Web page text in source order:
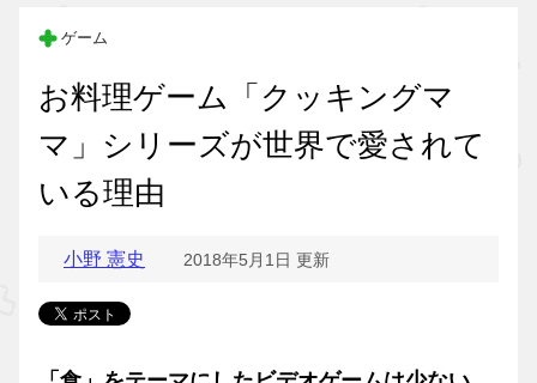
ゲーム
お料理ゲーム「クッキングマ
マ」シリーズが世界で愛されて
いる理由
小野 憲史 2018年5月1日 更新